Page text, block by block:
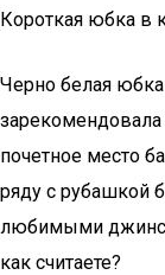
Короткая юбка в
Черно белая
зарекомендовала
почетное место
ряду с рубашкой
любимыми
как считаете?